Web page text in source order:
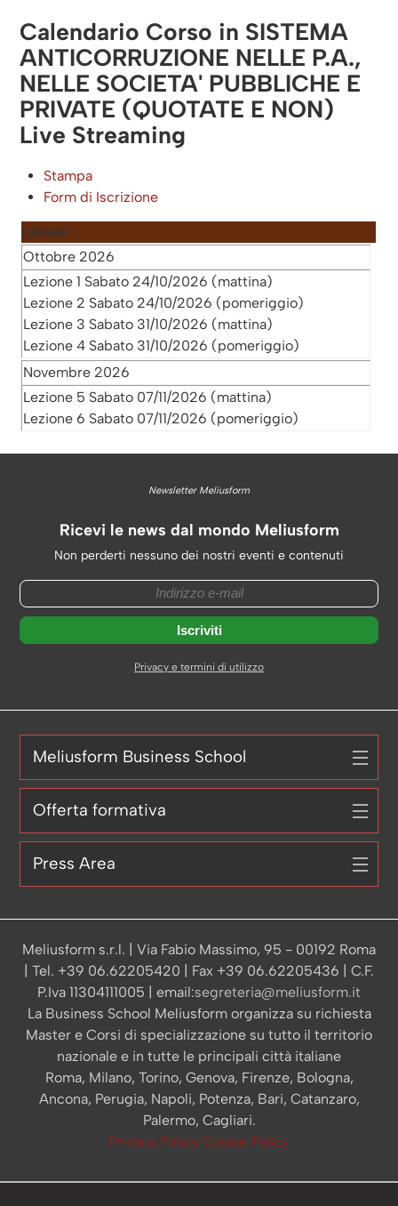
Calendario Corso in SISTEMA
ANTICORRUZIONE NELLE P.A.,
NELLE SOCIETA' PUBBLICHE E
PRIVATE (QUOTATE E NON)
Live Streaming
Stampa
Form di Iscrizione
Lezioni
Ottobre 2026
Lezione 1 Sabato 24/10/2026 (mattina)
Lezione 2 Sabato 24/10/2026 (pomeriggio)
Lezione 3 Sabato 31/10/2026 (mattina)
Lezione 4 Sabato 31/10/2026 (pomeriggio)
Novembre 2026
Lezione 5 Sabato 07/11/2026 (mattina)
Lezione 6 Sabato 07/11/2026 (pomeriggio)
Newsletter Meliusform
Ricevi le news dal mondo Meliusform
Non perderti nessuno dei nostri eventi e contenuti
Privacy e termini di utilizzo
Meliusform Business School
Offerta formativa
Press Area
Meliusform s.r.l. | Via Fabio Massimo, 95 - 00192 Roma
| Tel. +39 06.62205420 | Fax +39 06.62205436 | C.F.
P.Iva 11304111005 | email:segreteria@meliusform.it
La Business School Meliusform organizza su richiesta
Master e Corsi di specializzazione su tutto il territorio
nazionale e in tutte le principali città italiane
Roma, Milano, Torino, Genova, Firenze, Bologna,
Ancona, Perugia, Napoli, Potenza, Bari, Catanzaro,
Palermo, Cagliari.
Privacy Policy Cookie Policy